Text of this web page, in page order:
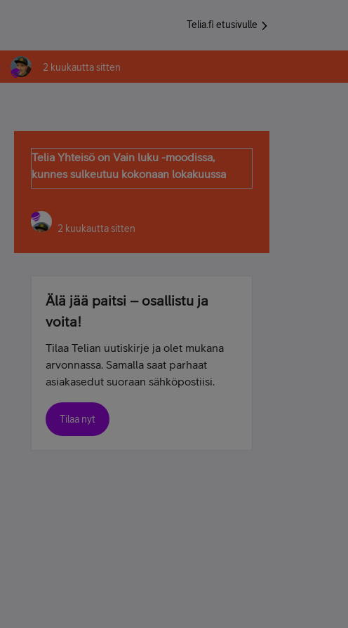
Telia.fi etusivulle
2 kuukautta sitten
Telia Yhteisö on Vain luku -moodissa,
kunnes sulkeutuu kokonaan lokakuussa
2 kuukautta sitten
Älä jää paitsi – osallistu ja
voita!
Tilaa Telian uutiskirje ja olet mukana
arvonnassa. Samalla saat parhaat
asiakasedut suoraan sähköpostiisi.
Tilaa nyt